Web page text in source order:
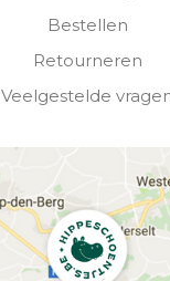
Bestellen
Retourneren
Veelgestelde